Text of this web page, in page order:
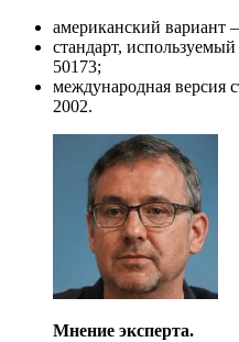
американский вариант
стандарт,
50173;
международная версия
2002.
Мнение эксперта.